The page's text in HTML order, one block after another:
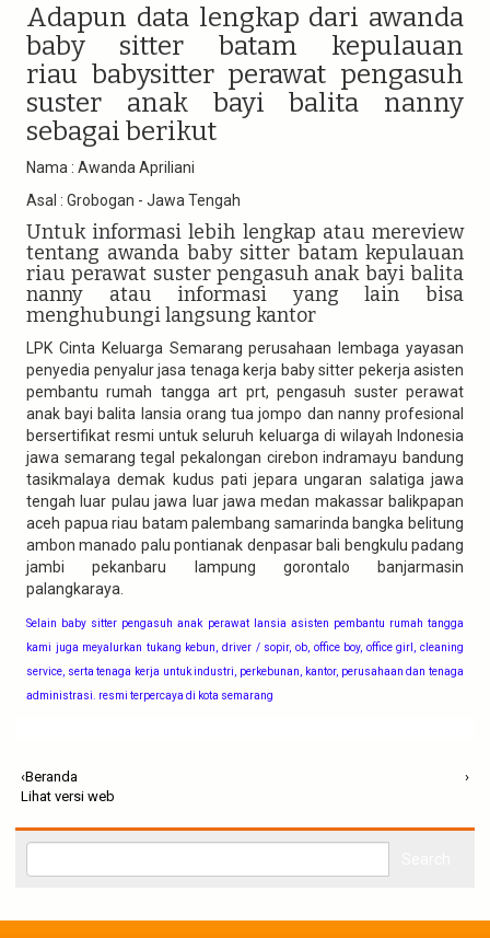
Adapun data lengkap dari awanda
baby sitter batam kepulauan
riau babysitter perawat pengasuh
suster anak bayi balita nanny
sebagai berikut
Nama : Awanda Apriliani
Asal : Grobogan - Jawa Tengah
Untuk informasi lebih lengkap atau mereview
tentang awanda baby sitter batam kepulauan
riau perawat suster pengasuh anak bayi balita
nanny atau informasi yang lain bisa
menghubungi langsung kantor
LPK Cinta Keluarga Semarang perusahaan lembaga yayasan
penyedia penyalur jasa tenaga kerja baby sitter pekerja asisten
pembantu rumah tangga art prt, pengasuh suster perawat
anak bayi balita lansia orang tua jompo dan nanny profesional
bersertifikat resmi untuk seluruh keluarga di wilayah Indonesia
jawa semarang tegal pekalongan cirebon indramayu bandung
tasikmalaya demak kudus pati jepara ungaran salatiga jawa
tengah luar pulau jawa luar jawa medan makassar balikpapan
aceh papua riau batam palembang samarinda bangka belitung
ambon manado palu pontianak denpasar bali bengkulu padang
jambi pekanbaru lampung gorontalo banjarmasin
palangkaraya.
Selain baby sitter pengasuh anak perawat lansia asisten pembantu rumah tangga
kami juga meyalurkan tukang kebun, driver / sopir, ob, office boy, office girl, cleaning
service, serta tenaga kerja untuk industri, perkebunan, kantor, perusahaan dan tenaga
administrasi. resmi terpercaya di kota semarang
‹ ›
Beranda
Lihat versi web